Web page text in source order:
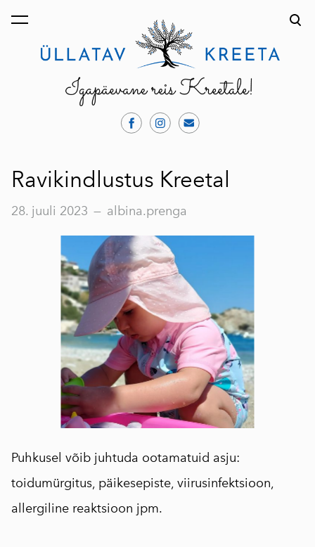
lisati ostukorvi. Vaata ostukorvi
Ravikindlustus Kreetal
28. juuli 2023 — albina.prenga
Puhkusel võib juhtuda ootamatuid asju:
toidumürgitus, päikesepiste, viirusinfektsioon,
allergiline reaktsioon jpm.